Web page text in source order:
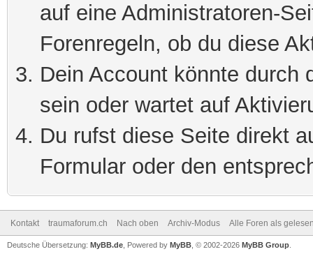
auf eine Administratoren-
Forenregeln, ob du diese
Dein Account könnte durch
sein oder wartet auf
Du rufst diese Seite direkt
Formular oder den
Kontakt traumaforum.ch Nach oben Archiv-Modus Alle Foren als
Deutsche Übersetzung: MyBB.de , Powered by MyBB , © 2002-2026 MyBB Group